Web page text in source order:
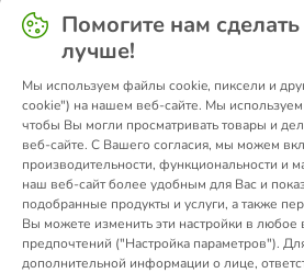
Application error: a
-side
loading www.zoochic-eu.ru (see the
Помогите нам
лучше!
Мы используем файлы cookie, пиксели и
cookie") на нашем веб-сайте. Мы
чтобы Вы могли просматривать товары и
веб-сайте. С Вашего согласия, мы можем
производительности, функциональности и
наш веб-сайт более удобным для Вас и
подобранные продукты и услуги, а также
Вы можете изменить эти настройки в
предпочтений ("Настройка параметров").
дополнительной информации о лице,